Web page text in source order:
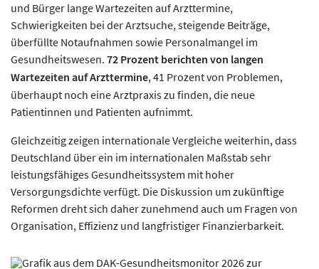
und Bürger lange Wartezeiten auf Arzttermine,
Schwierigkeiten bei der Arztsuche, steigende Beiträge,
überfüllte Notaufnahmen sowie Personalmangel im
Gesundheitswesen. 72 Prozent berichten von langen
Wartezeiten auf Arzttermine, 41 Prozent von Problemen,
überhaupt noch eine Arztpraxis zu finden, die neue
Patientinnen und Patienten aufnimmt.
Gleichzeitig zeigen internationale Vergleiche weiterhin, dass
Deutschland über ein im internationalen Maßstab sehr
leistungsfähiges Gesundheitssystem mit hoher
Versorgungsdichte verfügt. Die Diskussion um zukünftige
Reformen dreht sich daher zunehmend auch um Fragen von
Organisation, Effizienz und langfristiger Finanzierbarkeit.